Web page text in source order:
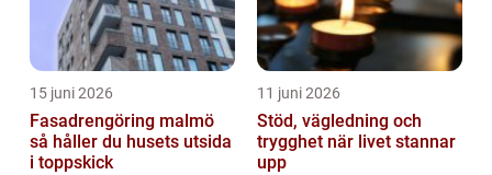
15 juni 2026
Fasadrengöring malmö
så håller du husets utsida
i toppskick
11 juni 2026
Stöd, vägledning och
trygghet när livet stannar
upp